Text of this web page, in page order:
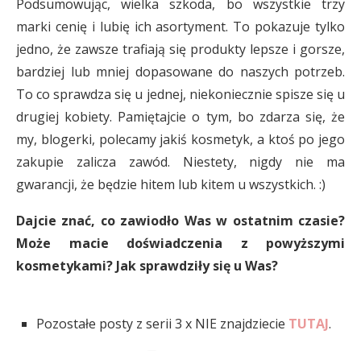
Podsumowując, wielka szkoda, bo wszystkie trzy
marki cenię i lubię ich asortyment. To pokazuje tylko
jedno, że zawsze trafiają się produkty lepsze i gorsze,
bardziej lub mniej dopasowane do naszych potrzeb.
To co sprawdza się u jednej, niekoniecznie spisze się u
drugiej kobiety. Pamiętajcie o tym, bo zdarza się, że
my, blogerki, polecamy jakiś kosmetyk, a ktoś po jego
zakupie zalicza zawód. Niestety, nigdy nie ma
gwarancji, że będzie hitem lub kitem u wszystkich. :)
Dajcie znać, co zawiodło Was w ostatnim czasie?
Może macie doświadczenia z powyższymi
kosmetykami? Jak sprawdziły się u Was?
Pozostałe posty z serii 3 x NIE znajdziecie TUTAJ.